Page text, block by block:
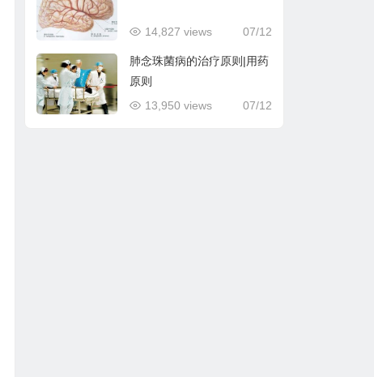
07/12
14,827 views
肺念珠菌病的治疗原则|用药
原则
07/12
13,950 views